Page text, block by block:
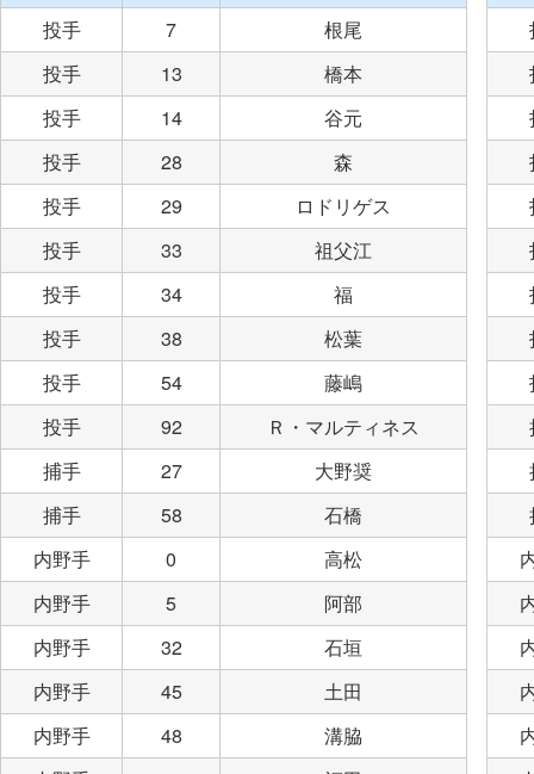
投手
7
根尾
投手
13
橋本
投手
14
谷元
投手
28
森
投手
29
ロドリゲス
投手
33
祖父江
投手
34
福
投手
38
松葉
投手
54
藤嶋
投手
92
Ｒ・マルティネス
捕手
27
大野奨
捕手
58
石橋
内野手
0
高松
内野手
5
阿部
内野手
32
石垣
内野手
45
土田
内野手
48
溝脇